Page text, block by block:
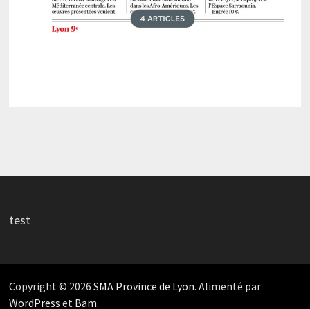
test
Copyright © 2026 SMA Province de Lyon. Alimenté par
WordPress et Bam.